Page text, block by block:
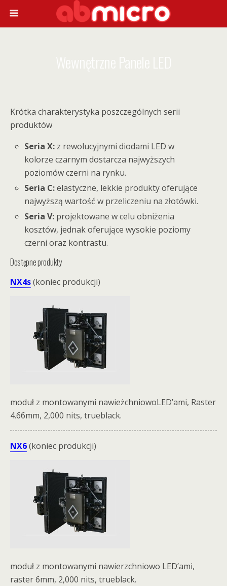
Krótka charakterystyka poszczególnych serii
produktów
Seria X: z rewolucyjnymi diodami LED w
kolorze czarnym dostarcza najwyższych
poziomów czerni na rynku.
Seria C:elastyczne, lekkie produkty oferujące
najwyższą wartość w przeliczeniu na złotówki.
Seria V: projektowane w celu obniżenia
kosztów, jednak oferujące wysokie poziomy
czerni oraz kontrastu.
Dostępne produkty
NX4s(koniec produkcji)
moduł z montowanymi nawieżchniowoLED’ami, Raster
4.66mm, 2,000 nits, trueblack.
NX6(koniec produkcji)
moduł z montowanymi nawierzchniowo LED’ami,
raster 6mm, 2,000 nits, trueblack.